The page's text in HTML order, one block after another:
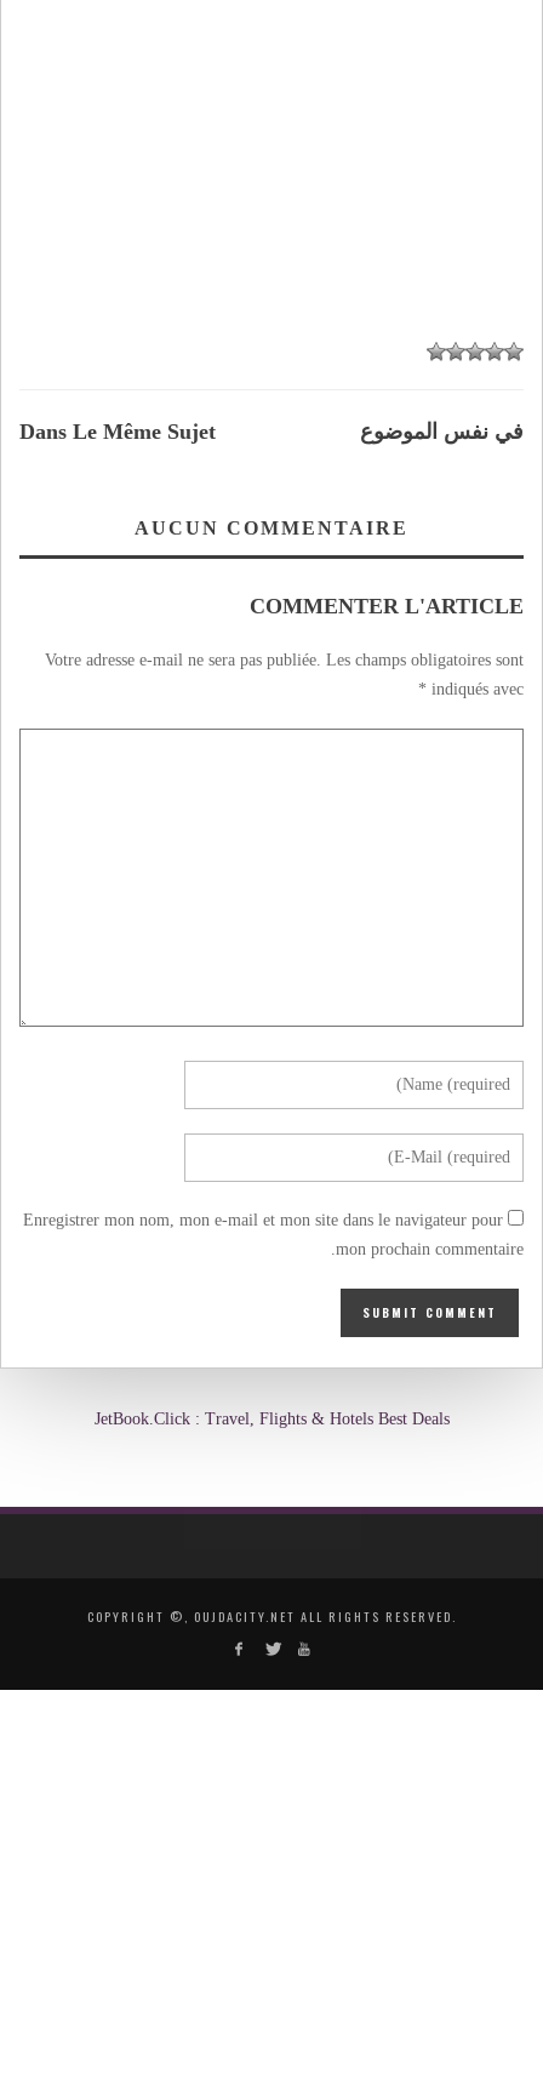
Dans Le Même Sujet في نفس الموضوع
AUCUN COMMENTAIRE
COMMENTER L'ARTICLE
Votre adresse e-mail ne sera pas publiée. Les champs obligatoires sont
indiqués avec
*
Enregistrer mon nom, mon e-mail et mon site dans le navigateur pour
mon prochain commentaire.
JetBook.Click : Travel, Flights & Hotels Best Deals
COPYRIGHT ©, OUJDACITY.NET ALL RIGHTS RESERVED.